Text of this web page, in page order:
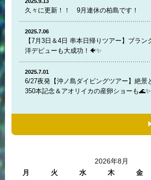
久々に更新！！ 9月連休の柏島です！
2025.7.06
【7月3日＆4日 串本日帰りツアー】ブラン
洋デビューも大成功！🐠✨
2025.7.01
6/27夜発【沖ノ島ダイビングツアー】絶景
350本記念＆アオリイカの産卵ショーも🌊✨
2026年8月
月
火 水 木 金